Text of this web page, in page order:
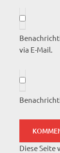
via E-Mail.
Diese Seite